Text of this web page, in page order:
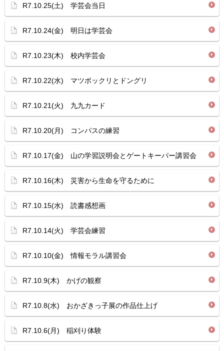
R7.10.25(土) 学芸会当日
R7.10.24(金) 明日は学芸会
R7.10.23(木) 校内学芸会
R7.10.22(水) マツボックリとドングリ
R7.10.21(火) 九九カード
R7.10.20(月) コンパスの練習
R7.10.17(金) 山の学習説明会とゲートキーパー講習会
R7.10.16(木) 災害から生命を守るために
R7.10.15(水) 読書感想画
R7.10.14(火) 学芸会練習
R7.10.10(金) 情報モラル講習会
R7.10.9(木) かげの観察
R7.10.8(水) おかざきっ子展の作品仕上げ
R7.10.6(月) 稲刈り体験